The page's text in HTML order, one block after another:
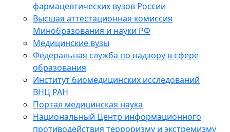
фармацевтических вузов России
Высшая аттестационная комиссия
Минобразования и науки РФ
Медицинские вузы
Федеральная служба по надзору в сфере
образования
Институт биомедицинских исследований
ВНЦ РАН
Портал медицинская наука
Национальный Центр информационного
противодействия терроризму и экстремизму